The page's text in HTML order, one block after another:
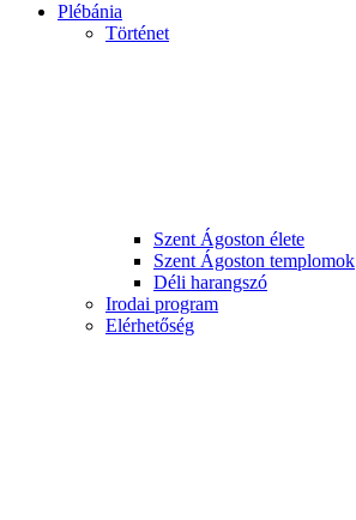
Plébánia
Történet
Szent Ágoston élete
Szent Ágoston templomok
Déli harangszó
Irodai program
Elérhetőség